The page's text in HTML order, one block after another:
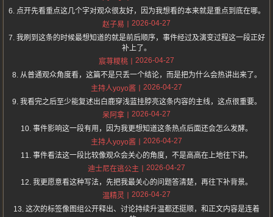
6. 点开先看重点这几个字对观众很友好，因为我想看的本来就是重点到底在哪。
赵子易
2026-04-27
7. 我刷到这条的时候最想知道的就是前后顺序，事件经过及演变过程这一段正好
补上了。
宸荨糭桃
2026-04-27
8. 从普通观众角度看，这篇不是只丢一个结论，而是把为什么会热讲出来了。
主持人yoyo酱
2026-04-27
9. 我看完之后至少能复述出白鹿穿浅蓝挂脖亮这条内容的主线，这点很重要。
呆阿拿
2026-04-27
10. 事件影响这一段有用，因为我更想知道这条热点后面还会怎么发酵。
主持人yoyo酱
2026-04-27
11. 事件看法这一段比较像观众会关心的角度，不是高高在上地往下讲。
迪士尼在逃公主
2026-04-27
12. 我更愿意看这种写法，先把我最关心的问题答清楚，再往下补背景。
温精灵
2026-04-27
13. 这次的标签像图组公开释出、讨论持续升温都还挺顺，和正文内容是连着